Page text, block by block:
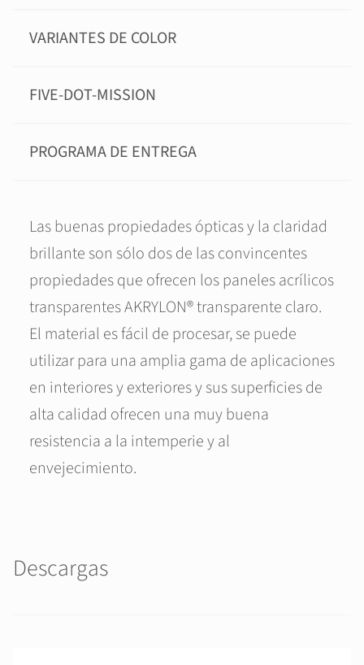
VARIANTES DE COLOR
FIVE-DOT-MISSION
PROGRAMA DE ENTREGA
Las buenas propiedades ópticas y la claridad
brillante son sólo dos de las convincentes
propiedades que ofrecen los paneles acrílicos
transparentes AKRYLON® transparente claro.
El material es fácil de procesar, se puede
utilizar para una amplia gama de aplicaciones
en interiores y exteriores y sus superficies de
alta calidad ofrecen una muy buena
resistencia a la intemperie y al
envejecimiento.
Descargas